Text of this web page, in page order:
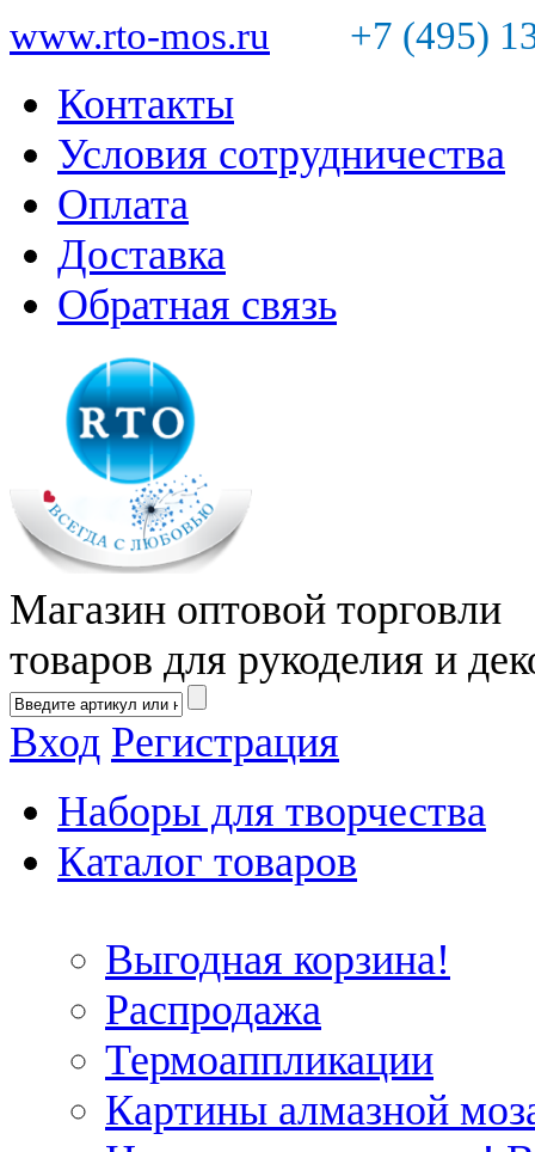
www.rto-mos.ru +7 (495)
Контакты
Условия сотрудничества
Оплата
Доставка
Обратная связь
Магазин оптовой торговли
товаров для рукоделия и
Вход Регистрация
Наборы для творчества
Каталог товаров
Выгодная корзина!
Распродажа
Термоаппликации
Картины алмазной